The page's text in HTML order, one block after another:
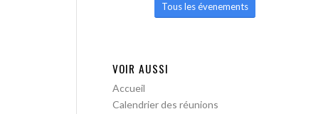
Tous les évenements
VOIR AUSSI
Accueil
Calendrier des réunions